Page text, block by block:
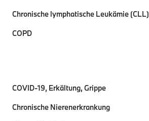
Chronische lymphatische Leukämie (CLL)
COPD
COVID-19, Erkältung, Grippe
Chronische Nierenerkrankung